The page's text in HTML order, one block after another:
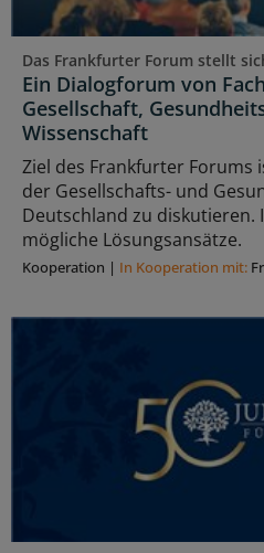
Das Frankfurter Forum stellt
Ein Dialogforum von
Gesellschaft,
Wissenschaft
Ziel des Frankfurter Forums
der Gesellschafts- und
Deutschland zu
mögliche Lösungsansätze.
Kooperation | In Kooperation mit: